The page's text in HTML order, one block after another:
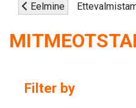
Eelmine
Filter by